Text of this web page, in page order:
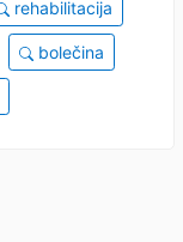
rehabilitacija
bolečina